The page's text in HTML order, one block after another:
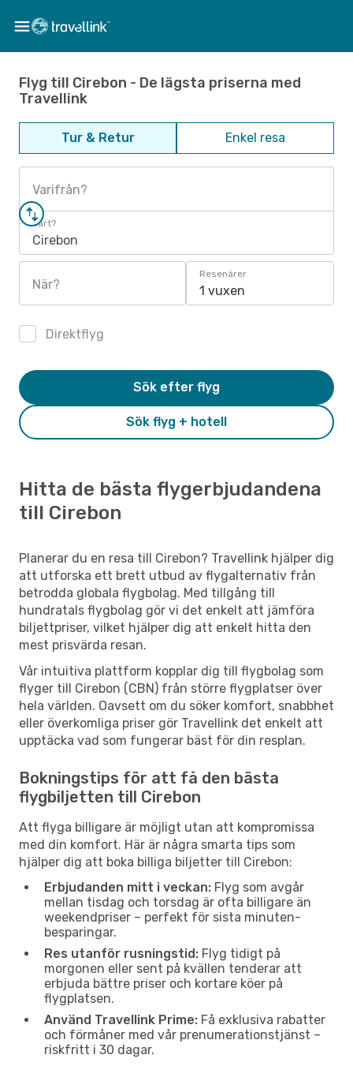
Flyg till Cirebon - De lägsta priserna med
Travellink
Tur & Retur Enkel resa
Varifrån?
Vart?
Cirebon
När?
Resenärer
1 vuxen
Direktflyg
Sök flyg + hotell
Sök efter flyg
Hitta de bästa flygerbjudandena
till Cirebon
Planerar du en resa till Cirebon? Travellink hjälper dig
att utforska ett brett utbud av flygalternativ från
betrodda globala flygbolag. Med tillgång till
hundratals flygbolag gör vi det enkelt att jämföra
biljettpriser, vilket hjälper dig att enkelt hitta den
mest prisvärda resan.
Vår intuitiva plattform kopplar dig till flygbolag som
flyger till Cirebon (CBN) från större flygplatser över
hela världen. Oavsett om du söker komfort, snabbhet
eller överkomliga priser gör Travellink det enkelt att
upptäcka vad som fungerar bäst för din resplan.
Bokningstips för att få den bästa
flygbiljetten till Cirebon
Att flyga billigare är möjligt utan att kompromissa
med din komfort. Här är några smarta tips som
hjälper dig att boka billiga biljetter till Cirebon:
Erbjudanden mitt i veckan: Flyg som avgår
mellan tisdag och torsdag är ofta billigare än
weekendpriser – perfekt för sista minuten-
besparingar.
Res utanför rusningstid: Flyg tidigt på
morgonen eller sent på kvällen tenderar att
erbjuda bättre priser och kortare köer på
flygplatsen.
Använd Travellink Prime: Få exklusiva rabatter
och förmåner med vår prenumerationstjänst –
riskfritt i 30 dagar.